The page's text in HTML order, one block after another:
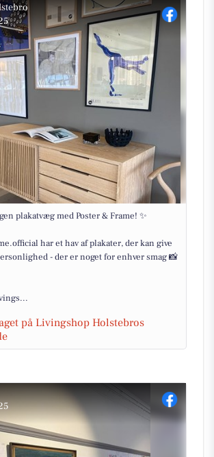
plakatvæg med Poster & Frame! ✨
har et hav af plakater, der kan give
- der er noget for enhver smag 📸
på Livingshop Holstebros